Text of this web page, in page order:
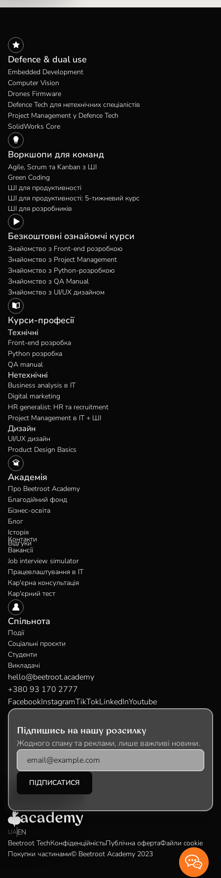
Defence & dual use
Embedded Development
Computer Vision
Drones Firmware
Defence Tech для нетехнічних спеціалістів
Project Management у Defence Tech
SolidWorks Core
Воркшопи для команд
Agile, Scrum та Kanban з ШІ
Green Coding
ШІ для продуктивності
ШІ для продуктивності: 5-тижневий курс
ШІ для розробників
Безкоштовні ознайомчі курси
Знайомство з Front-end розробкою
Знайомство з Project Management
Знайомство з Python-розробкою
Знайомство з QA Manual
Знайомство з UI/UX дизайном
Курси-професії
Технічні
Front-end розробка
Python розробка
QA manual
Нетехнічні
Business analysis в IT
Digital marketing
HR generalist: HR та recruitment
Project Management в IT + ШІ
Дизайн
UI/UX дизайн
Product Design Basics
Спільнота
Події
Соціальні проєкти
Студенти
Викладачі
Академія
Про Beetroot Academy
Благодійний фонд
Бізнес-освіта
Блог
Історія
Відгуки
Контакти
Вакансії
Job interview simulator
Працевлаштування в IT
Кар'єрна консультація
Кар'єрний тест
hello@beetroot.academy
+380 93 170 2777
FacebookInstagramTikTokLinkedInYoutube
Підпишись на нашу розсилку
Жодного спаму та реклами, лише важливі новини.
Beetroot TechКонфіденційністьПублічна офертаФайли cookie
Покупки частинами© Beetroot Academy 2023
UAEN